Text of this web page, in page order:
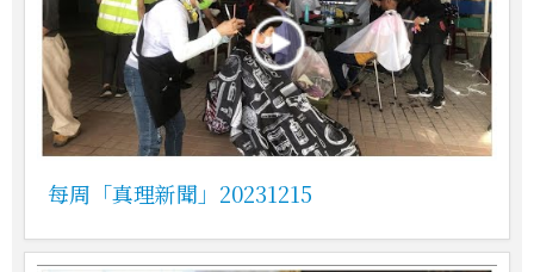
每周「真理新聞」20231215